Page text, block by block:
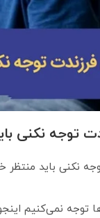
توجه نکنی
نکنی باید
توجه نمی‌کنیم